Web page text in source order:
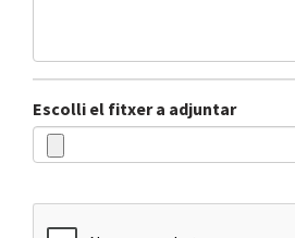
Escolli el fitxer a adjuntar